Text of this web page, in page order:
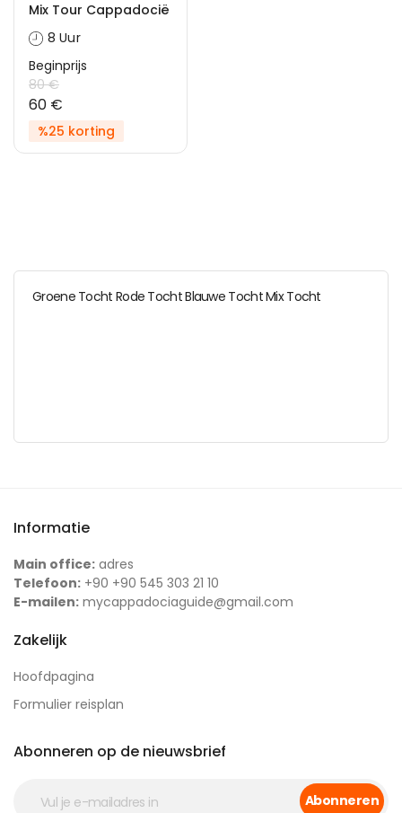
Mix Tour Cappadocië
8 Uur
Beginprijs
80 €
60 €
%25 korting
Groene Tocht Rode Tocht Blauwe Tocht Mix Tocht
Informatie
Main office: adres
Telefoon: +90 +90 545 303 21 10
E-mailen: mycappadociaguide@gmail.com
Zakelijk
Hoofdpagina
Formulier reisplan
Abonneren op de nieuwsbrief
Abonneren